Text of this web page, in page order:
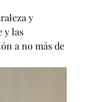
y
y las
a no más de